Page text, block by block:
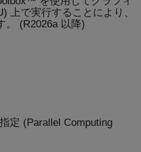
上で実行することにより、
。 (R2026a 以降)
定 ( Parallel Computing